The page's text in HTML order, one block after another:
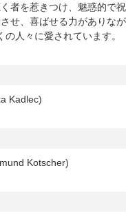
者を惹きつけ、魅惑的で祝
せ、喜ばせる力がありなが
人々に愛されています。
Kadlec)
Kotscher)